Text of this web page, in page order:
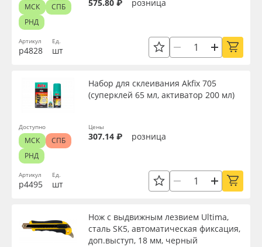
Артикул
р4828
Ед.
шт
575.80 ₽ розница
МСК
СПБ
РНД
Артикул
р4495
Набор для склеивания Akfix 705
(суперклей 65 мл, активатор 200 мл)
Ед.
шт
Цены
307.14 ₽ розница
Доступно
МСК
СПБ
РНД
Нож с выдвижным лезвием Ultima,
сталь SK5, автоматическая фиксация,
доп.выступ, 18 мм, черный